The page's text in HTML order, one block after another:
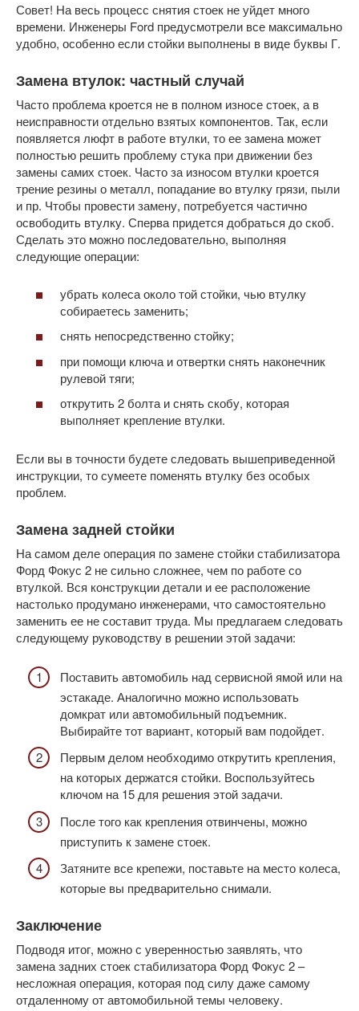
Совет! На весь процесс снятия стоек не уйдет много
времени. Инженеры Ford предусмотрели все максимально
удобно, особенно если стойки выполнены в виде буквы Г.
Замена втулок: частный случай
Часто проблема кроется не в полном износе стоек, а в
неисправности отдельно взятых компонентов. Так, если
появляется люфт в работе втулки, то ее замена может
полностью решить проблему стука при движении без
замены самих стоек. Часто за износом втулки кроется
трение резины о металл, попадание во втулку грязи, пыли
и пр. Чтобы провести замену, потребуется частично
освободить втулку. Сперва придется добраться до скоб.
Сделать это можно последовательно, выполняя
следующие операции:
убрать колеса около той стойки, чью втулку
собираетесь заменить;
снять непосредственно стойку;
при помощи ключа и отвертки снять наконечник
рулевой тяги;
открутить 2 болта и снять скобу, которая
выполняет крепление втулки.
Если вы в точности будете следовать вышеприведенной
инструкции, то сумеете поменять втулку без особых
проблем.
Замена задней стойки
На самом деле операция по замене стойки стабилизатора
Форд Фокус 2 не сильно сложнее, чем по работе со
втулкой. Вся конструкции детали и ее расположение
настолько продумано инженерами, что самостоятельно
заменить ее не составит труда. Мы предлагаем следовать
следующему руководству в решении этой задачи:
Поставить автомобиль над сервисной ямой или на
эстакаде. Аналогично можно использовать
домкрат или автомобильный подъемник.
Выбирайте тот вариант, который вам подойдет.
Первым делом необходимо открутить крепления,
на которых держатся стойки. Воспользуйтесь
ключом на 15 для решения этой задачи.
После того как крепления отвинчены, можно
приступить к замене стоек.
Затяните все крепежи, поставьте на место колеса,
которые вы предварительно снимали.
Заключение
Подводя итог, можно с уверенностью заявлять, что
замена задних стоек стабилизатора Форд Фокус 2 –
несложная операция, которая под силу даже самому
отдаленному от автомобильной темы человеку.